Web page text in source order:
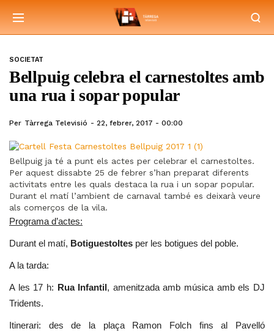
SOCIETAT
Bellpuig celebra el carnestoltes amb
una rua i sopar popular
Per Tàrrega Televisió 22, febrer, 2017 - 00:00
Bellpuig ja té a punt els actes per celebrar el carnestoltes.
Per aquest dissabte 25 de febrer s’han preparat diferents
activitats entre les quals destaca la rua i un sopar popular.
Durant el matí l’ambient de carnaval també es deixarà veure
als comerços de la vila.
Programa d’actes:
Durant el matí, Botiguestoltes per les botigues del poble.
A la tarda:
A les 17 h: Rua Infantil, amenitzada amb música amb els DJ
Tridents.
Itinerari: des de la plaça Ramon Folch fins al Pavelló